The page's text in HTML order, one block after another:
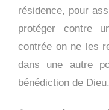
résidence, pour
protéger contre
contrée on ne les
dans une autre
bénédiction de Dieu.